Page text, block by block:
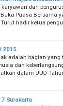
karyawan dan
Puasa Bersama
hadir ketua
2015
adalah bagian
dan
dalam UUD
7 Surakarta